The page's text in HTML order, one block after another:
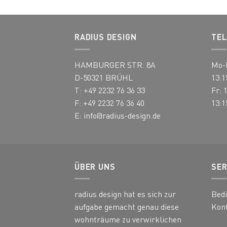
auf.
Optionen
können
auf
der
Produktseite
gewählt
werden
auf.
auf
der
RADIUS DESIGN
HAMBURGER STR. 8A
D-50321 BRÜHL
T: +49 2232 76 36 33
F: +49 2232 76 36 40
E: info@radius-design.de
Fr:
ÜBER UNS
radius design hat es sich zur
aufgabe gemacht genau diese
wohnträume zu verwirklichen